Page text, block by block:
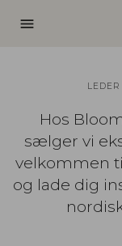
menu
LEDER
Hos
sælger vi
velkommen
og lade dig